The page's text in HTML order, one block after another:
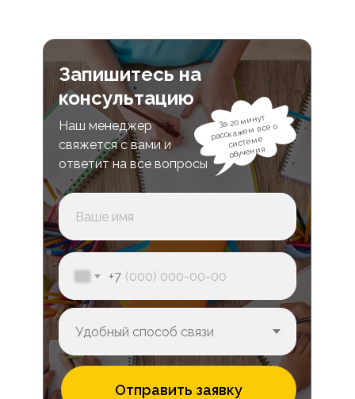
Запишитесь на
консультацию
Наш менеджер
свяжется с вами и
ответит на все вопросы
За 20 минут
расскажем все о
системе
обучения
+7
Отправить заявку